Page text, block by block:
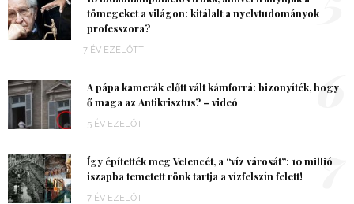
tömegeket a világon: kitálalt a nyelvtudományok
professzora?
7 ÉV EZELŐTT
A pápa kamerák előtt vált kámforrá: bizonyíték, hogy
ő maga az Antikrisztus? – videó
5 ÉV EZELŐTT
6
Így építették meg Velencét, a “víz városát”: 10 millió
iszapba temetett rönk tartja a vízfelszín felett!
7 ÉV EZELŐTT
7